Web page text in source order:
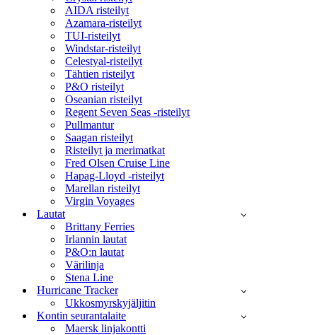
AIDA risteilyt
Azamara-risteilyt
TUI-risteilyt
Windstar-risteilyt
Celestyal-risteilyt
Tähtien risteilyt
P&O risteilyt
Oseanian risteilyt
Regent Seven Seas -risteilyt
Pullmantur
Saagan risteilyt
Risteilyt ja merimatkat
Fred Olsen Cruise Line
Hapag-Lloyd -risteilyt
Marellan risteilyt
Virgin Voyages
Lautat
Brittany Ferries
Irlannin lautat
P&O:n lautat
Värilinja
Stena Line
Hurricane Tracker
Ukkosmyrskyjäljitin
Kontin seurantalaite
Maersk linjakontti